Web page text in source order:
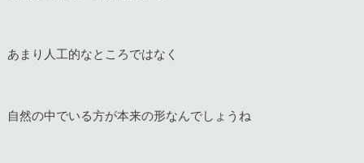
あまり人工的なところではなく
自然の中でいる方が本来の形なんでしょうね